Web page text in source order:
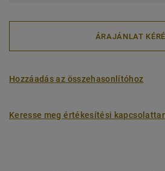
ÁRAJÁNLAT
Hozzáadás az összehasonlítóhoz
Keresse meg értékesítési